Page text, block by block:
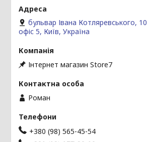
бульвар Івана Котляревського, 10
офіс 5, Київ, Україна
Інтернет магазин Store7
Роман
+380 (98) 565-45-54